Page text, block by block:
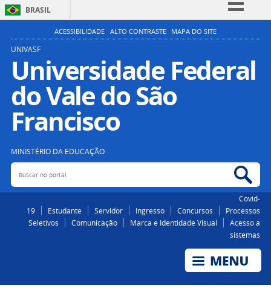
BRASIL
Simplifique!
Participe
Acesso à informação
Legislação
ACESSIBILIDADE ALTO CONTRASTE MAPA DO SITE
UNIVASF
Universidade Federal
do Vale do São
Francisco
MINISTÉRIO DA EDUCAÇÃO
Buscar no portal
Covid-
19
Estudante Servidor Ingresso Concursos
Processos
Seletivos
Comunicação Marca e Identidade Visual
Acesso a
sistemas